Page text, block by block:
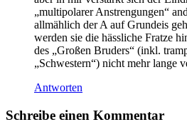
„multipolarer Anstrengungen“
allmählich der A auf Grundeis
werden sie die hässliche Fratze
des „Großen Bruders“ (inkl.
„Schwestern“) nicht mehr lange
Antworten
Schreibe einen Kommentar